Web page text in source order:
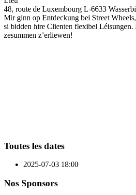
48, route de Luxembourg L-6633
Mir ginn op Entdeckung bei Street
si bidden hire Clienten flexibel
zesummen z’erliewen!
Toutes les dates
2025-07-03 18:00
Nos Sponsors